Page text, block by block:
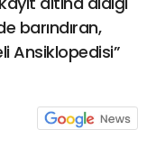
barındıran,
Ansiklopedisi”